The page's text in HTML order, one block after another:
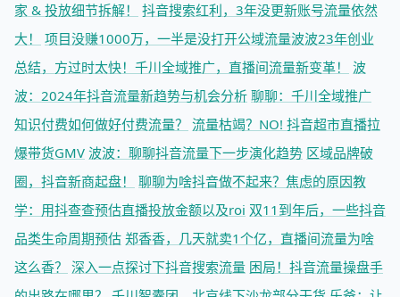
家 & 投放细节拆解！
抖音搜索红利，3年没更新账号流量依然
大！
项目没赚1000万，一半是没打开公域流量波波23年创业
总结，方过时太快！ 千川全域推广，直播间流量新变革！
波
波：2024年抖音流量新趋势与机会分析 聊聊：千川全域推广
知识付费如何做好付费流量？ 流量枯竭？NO! 抖音超市直播拉
爆带货GMV 波波：聊聊抖音流量下一步演化趋势 区域品牌破
圈，抖音新商起盘！
聊聊为啥抖音做不起来？焦虑的原因教
学：用抖查查预估直播投放金额以及roi 双11到年后，一些抖音
品类生命周期预估 郑香香，几天就卖1个亿，直播间流量为啥
这么香？ 深入一点探讨下抖音搜索流量 困局！抖音流量操盘手